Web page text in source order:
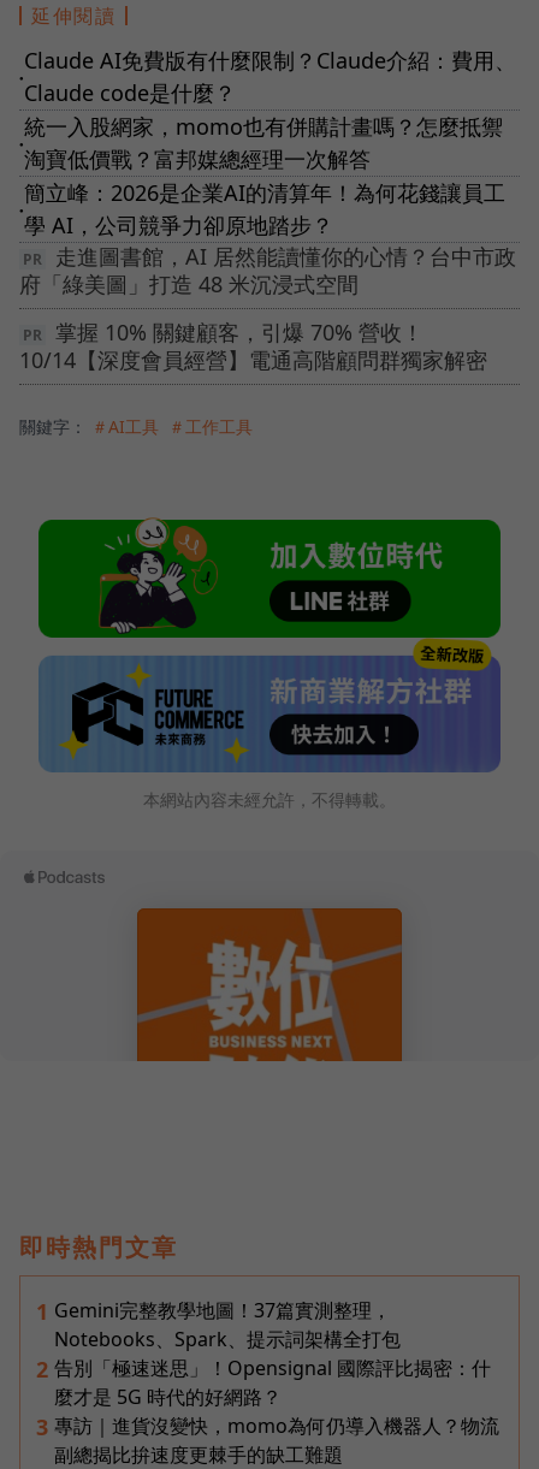
延伸閱讀
●
Claude AI免費版有什麼限制？Claude介紹：費用、
Claude code是什麼？
●
統一入股網家，momo也有併購計畫嗎？怎麼抵禦
淘寶低價戰？富邦媒總經理一次解答
●
簡立峰：2026是企業AI的清算年！為何花錢讓員工
學 AI，公司競爭力卻原地踏步？
走進圖書館，AI 居然能讀懂你的心情？台中市政
府「綠美圖」打造 48 米沉浸式空間
掌握 10% 關鍵顧客，引爆 70% 營收！
10/14【深度會員經營】電通高階顧問群獨家解密
關鍵字： ＃AI工具 ＃工作工具
本網站內容未經允許，不得轉載。
即時熱門文章
1 Gemini完整教學地圖！37篇實測整理，
Notebooks、Spark、提示詞架構全打包
2 告別「極速迷思」！Opensignal 國際評比揭密：什
麼才是 5G 時代的好網路？
3 專訪｜進貨沒變快，momo為何仍導入機器人？物流
副總揭比拚速度更棘手的缺工難題